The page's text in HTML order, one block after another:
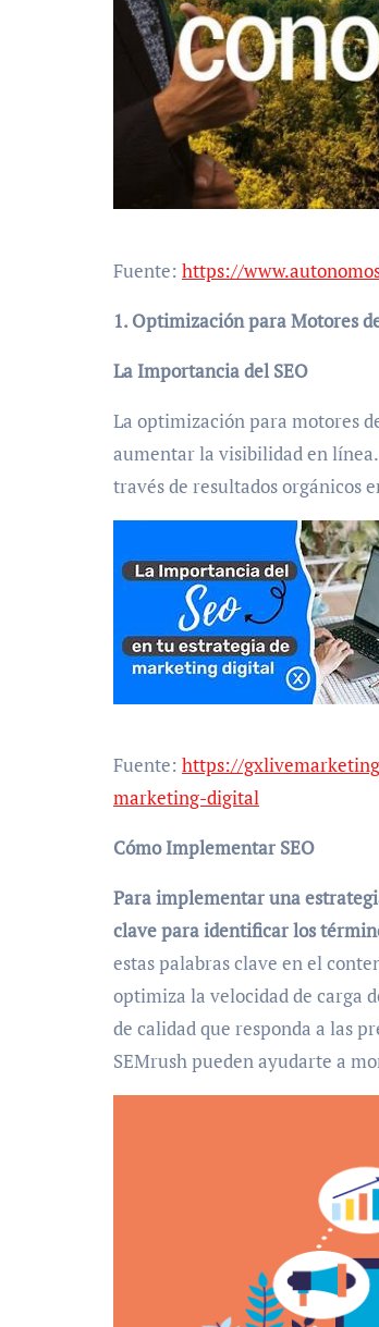
Fuente: https://
1. Optimización para Motores
La Importancia del SEO
La optimización para motores
aumentar la visibilidad en
través de resultados orgánicos
Fuente: https://
marketing-digital
Cómo Implementar SEO
Para implementar una
clave para identificar los
estas palabras clave en el
optimiza la velocidad de carga
de calidad que responda a las
SEMrush pueden ayudarte a